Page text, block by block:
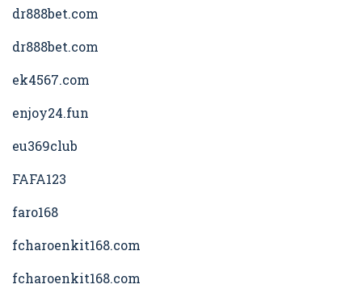
dr888bet.com
dr888bet.com
ek4567.com
enjoy24.fun
eu369club
FAFA123
faro168
fcharoenkit168.com
fcharoenkit168.com